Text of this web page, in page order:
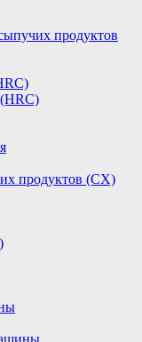
продуктов
продуктов (СХ)